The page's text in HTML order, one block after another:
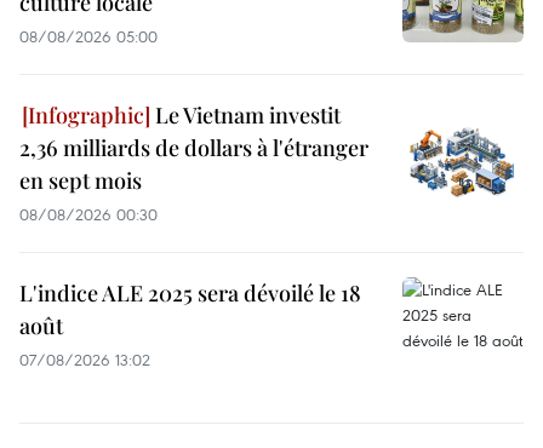
08/08/2026 05:00
Le Vietnam investit
2,36 milliards de dollars à l'étranger
en sept mois
08/08/2026 00:30
L'indice ALE 2025 sera dévoilé le 18
août
07/08/2026 13:02